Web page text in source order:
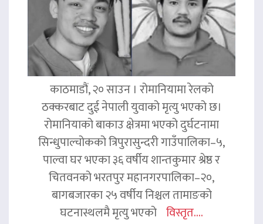
काठमाडौं, २० साउन । रोमानियामा रेलको
ठक्करबाट दुई नेपाली युवाको मृत्यु भएको छ।
रोमानियाको बाकाउ क्षेत्रमा भएको दुर्घटनामा
सिन्धुपाल्चोकको त्रिपुरासुन्दरी गाउँपालिका–५,
पाल्वा घर भएका ३६ वर्षीय शान्तकुमार श्रेष्ठ र
चितवनको भरतपुर महानगरपालिका–२०,
बागबजारका २५ वर्षीय निश्चल तामाङको
घटनास्थलमै मृत्यु भएको विस्तृत....